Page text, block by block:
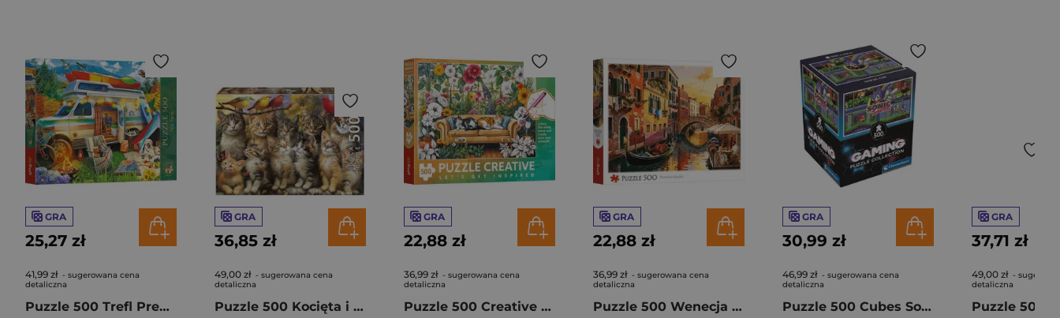
GRA
25,27 zł
41,99 zł - sugerowana cena
detaliczna
Puzzle 500 Trefl Premium Plus Tea Time Kamper 37611
GRA
36,85 zł
49,00 zł - sugerowana cena
detaliczna
Puzzle 500 Kocięta i Ptaki 113395
GRA
22,88 zł
36,99 zł - sugerowana cena
detaliczna
Puzzle 500 Creative Kocia oranżeria 37562
GRA
22,88 zł
36,99 zł - sugerowana cena
detaliczna
Puzzle 500 Wenecja o zachodzie słońca 37556
GRA
30,99 zł
46,99 zł - sugerowana cena
detaliczna
Puzzle 500 Cubes Sonic classic 35808
GRA
37,71 zł
49,00 zł -
detaliczna